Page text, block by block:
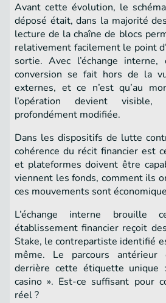
Avant cette évolution, le
déposé était, dans la majorité
lecture de la chaîne de blocs
relativement facilement le point
sortie. Avec l’échange
conversion se fait hors de la
externes, et ce n’est qu’au
l’opération devient
profondément modifiée.
Dans les dispositifs de lutte
cohérence du récit financier est
et plateformes doivent être
viennent les fonds, comment ils
ces mouvements sont
L’échange interne brouille
établissement financier reçoit
Stake, le contrepartiste identifié
même. Le parcours antérieur
derrière cette étiquette unique
casino ». Est-ce suffisant pour
réel ?